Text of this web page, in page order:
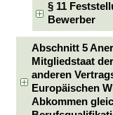
§ 11
Bewerber
Abschnitt 5
Mitgliedstaat
anderen
Europäischen
Abkommen